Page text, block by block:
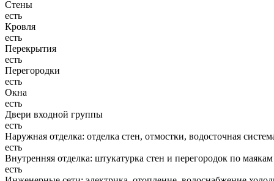
Стены
есть
Кровля
есть
Перекрытия
есть
Перегородки
есть
Окна
есть
Двери входной группы
есть
Наружная отделка: отделка стен, отмостки, водосточная
есть
Внутренняя отделка: штукатурка стен и перегородок по маякам
есть